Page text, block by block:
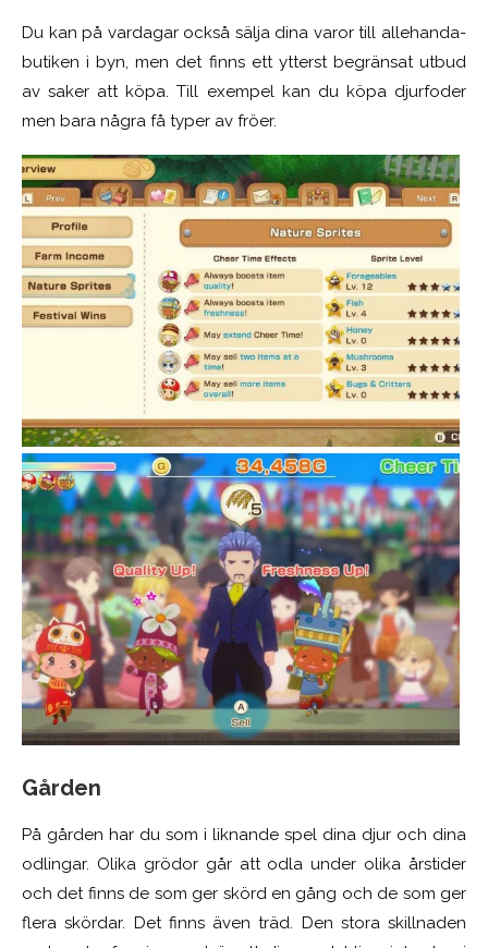
Du kan på vardagar också sälja dina varor till allehanda-
butiken i byn, men det finns ett ytterst begränsat utbud
av saker att köpa. Till exempel kan du köpa djurfoder
men bara några få typer av fröer.
Gården
På gården har du som i liknande spel dina djur och dina
odlingar. Olika grödor går att odla under olika årstider
och det finns de som ger skörd en gång och de som ger
flera skördar. Det finns även träd. Den stora skillnaden